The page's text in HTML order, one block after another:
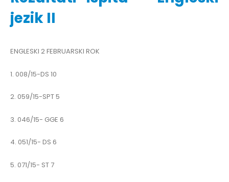
jezik II
ENGLESKI 2 FEBRUARSKI ROK
1. 008/15-DS 10
2. 059/15-SPT 5
3. 046/15- GGE 6
4. 051/15- DS 6
5. 071/15- ST 7